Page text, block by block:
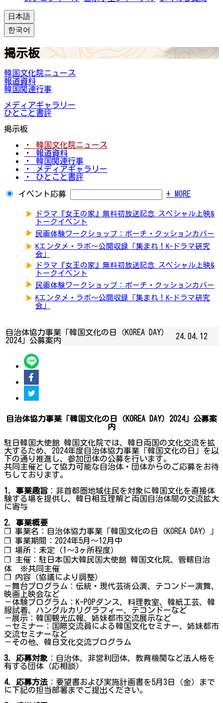
日本語
한국어
掲示板
韓国文化院ニュース
報道資料
韓国関連行事
メディアギャラリー
ひとこと書評
掲示板
・ 韓国文化院ニュース
・ 報道資料
・ 韓国関連行事
・ メディアギャラリー
・ ひとこと書評
イベント応募 + MORE
▶
ドラマ『女王の家』無料初放送記念 スペシャル上映&
トークイベント
▶ 民画体験ワークショップ：ポーチ・クッションカバー
▶ Kエンタメ・ラボ～公開収録「集まれ！K-ドラマ研究
会」
▶
ドラマ『女王の家』無料初放送記念 スペシャル上映&
トークイベント
▶ 民画体験ワークショップ：ポーチ・クッションカバー
▶ Kエンタメ・ラボ～公開収録「集まれ！K-ドラマ研究
会」
自治体協力事業「韓国文化の日（KOREA DAY）
2024」公募案内
24.04.12
自治体協力事業「韓国文化の日（KOREA DAY）2024」公募案
内
駐日韓国大使館 韓国文化院では、韓日両国の文化交流を拡
大するため、2024年度自治体協力事業「韓国文化の日」を以
下の通り推進し、参加団体の公募を行います。
共同主催として協力可能な自治体・団体からのご応募をお待
ちしております。
1. 事業趣旨 ：非首都圏地域住民を対象に韓国文化を直接体
験する場を提供し、韓日相互理解と両国自治体間の交流拡大
に寄与
2. 事業概要
❐ 事業名：自治体協力事業「韓国文化の日（KOREA DAY）」
❐ 事業期間：2024年5月～12月中
❐ 場所：未定（1～3ヶ所程度）
❐ 主催：駐日本国大韓民国大使館 韓国文化院、管轄自治
体 ※共同主催
❐ 内容（協議により調整）
－舞台プログラム：伝統・現代芸術公演、テコンドー演舞、
映画上映会など
－体験プログラム：K-POPダンス、料理教室、韓紙工芸、韓
服試着、ハングルカリグラフィー、テコンドーなど
－展示：韓国観光広報、姉妹都市交流展示など
－セミナー：国際交流員による韓国文化セミナー、姉妹都市
交流セミナーなど
－その他、韓日文化交流プログラム
3. 応募対象 ：自治体、非営利団体、教育機関など法人格を
有する団体（応相談）
4. 応募方法 ：要望書および実施計画書を5月3日（金）まで
に下記の担当部署までご提出ください。